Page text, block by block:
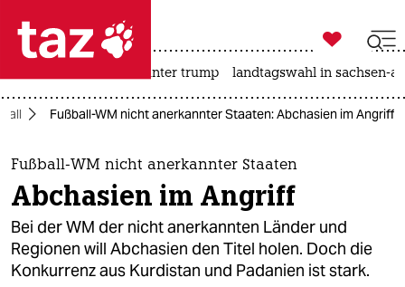
 taz zahl ich
taz zahl ich
themen
politik
öko

taz zahl ich
usa unter trump landtagswahl in sachsen-
Fußball-WM nicht anerkannter Staaten: Abchasien im Angriff
Fußball-WM nicht anerkannter Staaten
Abchasien im Angriff
Bei der WM der nicht anerkannten Länder und
Regionen will Abchasien den Titel holen. Doch die
Konkurrenz aus Kurdistan und Padanien ist stark.